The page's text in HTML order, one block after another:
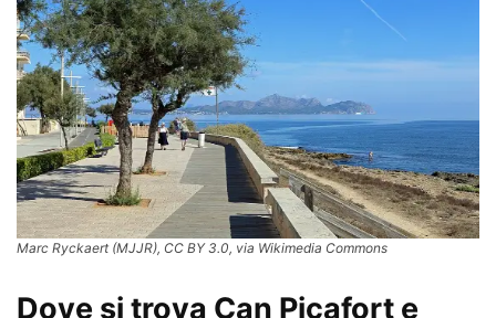
Marc Ryckaert (MJJR), CC BY 3.0, via Wikimedia Commons
Dove si trova Can Picafort e